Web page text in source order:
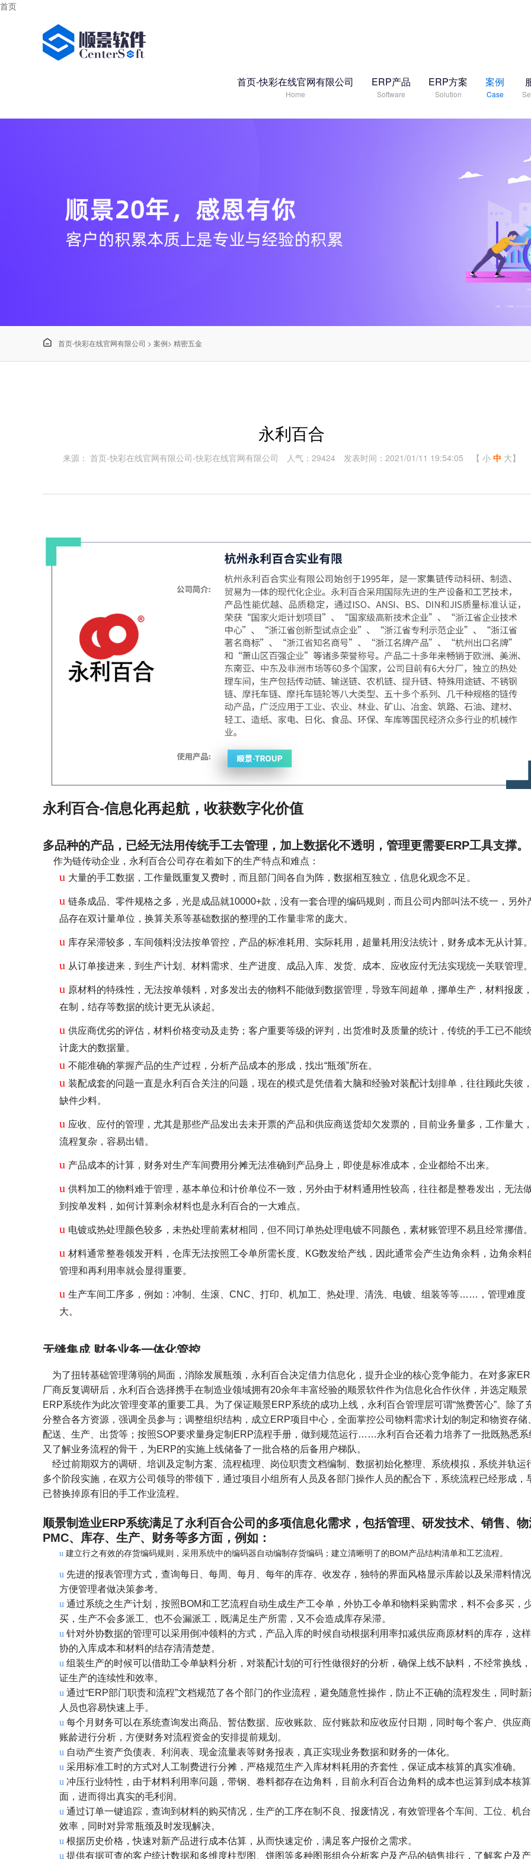
首页
首页-快彩在线官网有限公司
Home
ERP产品
Software
ERP方案
Solution
案例
Case
 首页-快彩在线官网有限公司 > 案例> 精密五金
永利百合
来源： 首页-快彩在线官网有限公司-快彩在线官网有限公司 人气：29424 发表时间：2021/01/11 19:54:05 【 小 中 大】
永利百合-信息化再起航，收获数字化价值
多品种的产品，已经无法用传统手工去管理，加上数据化不透明，管理更需要ERP工具支撑。
作为链传动企业，永利百合公司存在着如下的生产特点和难点：
u 大量的手工数据，工作量既重复又费时，而且部门间各自为阵，数据相互独立，信息化观念不足。
u 链条成品、零件规格之多，光是成品就10000+款，没有一套合理的编码规则，而且公司内部叫法不统一，另外
品存在双计量单位，换算关系等基础数据的整理的工作量非常的庞大。
u 库存呆滞较多，车间领料没法按单管控，产品的标准耗用、实际耗用，超量耗用没法统计，财务成本无从计算。
u 从订单接进来，到生产计划、材料需求、生产进度、成品入库、发货、成本、应收应付无法实现统一关联管理。
u 原材料的特殊性，无法按单领料，对多发出去的物料不能做到数据管理，导致车间超单，挪单生产，材料报废，
在制，结存等数据的统计更无从谈起。
u 供应商优劣的评估，材料价格变动及走势；客户重要等级的评判，出货准时及质量的统计，传统的手工已不能
计庞大的数据量。
u 不能准确的掌握产品的生产过程，分析产品成本的形成，找出“瓶颈”所在。
u 装配成套的问题一直是永利百合关注的问题，现在的模式是凭借着大脑和经验对装配计划排单，往往顾此失彼，
缺件少料。
u 应收、应付的管理，尤其是那些产品发出去未开票的产品和供应商送货却欠发票的，目前业务量多，工作量大，
流程复杂，容易出错。
u 产品成本的计算，财务对生产车间费用分摊无法准确到产品身上，即使是标准成本，企业都给不出来。
u 供料加工的物料难于管理，基本单位和计价单位不一致，另外由于材料通用性较高，往往都是整卷发出，无法
到按单发料，如何计算剩余材料也是永利百合的一大难点。
u 电镀或热处理颜色较多，未热处理前素材相同，但不同订单热处理电镀不同颜色，素材账管理不易且经常挪借。
u 材料通常整卷领发开料，仓库无法按照工令单所需长度、KG数发给产线，因此通常会产生边角余料，边角余料
管理和再利用率就会显得重要。
u 生产车间工序多，例如：冲制、生滚、CNC、打印、机加工、热处理、清洗、电镀、组装等等……，管理难度
大。
无缝集成 财务业务一体化管控
为了扭转基础管理薄弱的局面，消除发展瓶颈，永利百合决定借力信息化，提升企业的核心竞争能力。在对多家
厂商反复调研后，永利百合选择携手在制造业领域拥有20余年丰富经验的顺景软件作为信息化合作伙伴，并选定顺景
ERP系统作为此次管理变革的重要工具。为了保证顺景ERP系统的成功上线，永利百合管理层可谓“煞费苦心”。除了
分整合各方资源，强调全员参与；调整组织结构，成立ERP项目中心，全面掌控公司物料需求计划的制定和物资存储
配送、生产、出货等；按照SOP要求量身定制ERP流程手册，做到规范运行……永利百合还着力培养了一批既熟悉系
又了解业务流程的骨干，为ERP的实施上线储备了一批合格的后备用户梯队。
经过前期双方的调研、培训及定制方案、流程梳理、岗位职责文档编制、数据初始化整理、系统模拟，系统并轨运
多个阶段实施，在双方公司领导的带领下，通过项目小组所有人员及各部门操作人员的配合下，系统流程已经形成，
已替换掉原有旧的手工作业流程。
顺景制造业ERP系统满足了永利百合公司的多项信息化需求，包括管理、研发技术、销售、物
PMC、库存、生产、财务等多方面，例如：
u 建立行之有效的存货编码规则，采用系统中的编码器自动编制存货编码；建立清晰明了的BOM产品结构清单和工艺流程。
u 先进的报表管理方式，查询每日、每周、每月、每年的库存、收发存，独特的界面风格显示库龄以及呆滞料情况
方便管理者做决策参考。
u 通过系统之生产计划，按照BOM和工艺流程自动生成生产工令单，外协工令单和物料采购需求，料不会多买，
买，生产不会多派工、也不会漏派工，既满足生产所需，又不会造成库存呆滞。
u 针对外协数据的管理可以采用倒冲领料的方式，产品入库的时候自动根据利用率扣减供应商原材料的库存，这
协的入库成本和材料的结存清清楚楚。
u 组装生产的时候可以借助工令单缺料分析，对装配计划的可行性做很好的分析，确保上线不缺料，不经常换线
证生产的连续性和效率。
u 通过“ERP部门职责和流程”文档规范了各个部门的作业流程，避免随意性操作，防止不正确的流程发生，同时新
人员也容易快速上手。
u 每个月财务可以在系统查询发出商品、暂估数据、应收账款、应付账款和应收应付日期，同时每个客户、供应
账龄进行分析，方便财务对流程资金的安排提前规划。
u 自动产生资产负债表、利润表、现金流量表等财务报表，真正实现业务数据和财务的一体化。
u 采用标准工时的方式对人工制费进行分摊，严格规范生产入库材料耗用的齐套性，保证成本核算的真实准确。
u 冲压行业特性，由于材料利用率问题，带钢、卷料都存在边角料，目前永利百合边角料的成本也运算到成本核
面，进而得出真实的毛利润。
u 通过订单一键追踪，查询到材料的购买情况，生产的工序在制不良、报废情况，有效管理各个车间、工位、机
效率，同时对异常瓶颈及时发现解决。
u 根据历史价格，快速对新产品进行成本估算，从而快速定价，满足客户报价之需求。
u 提供有据可查的客户统计数据和多维度柱型图、饼图等多种图形组合分析客户及产品的销售排行，了解客户及